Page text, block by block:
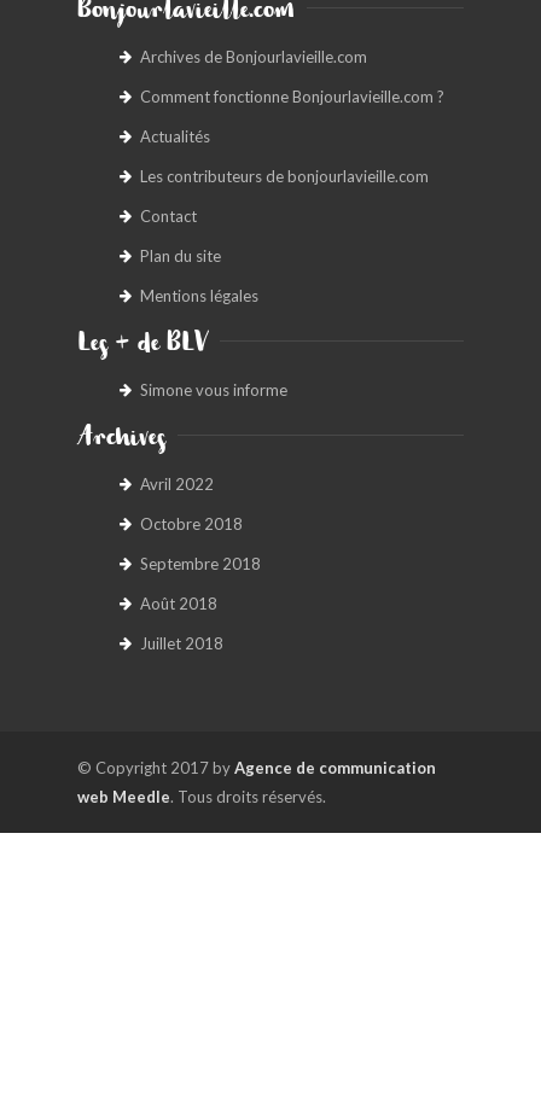
Bonjourlavieille.com
Archives de Bonjourlavieille.com
Comment fonctionne Bonjourlavieille.com ?
Actualités
Les contributeurs de bonjourlavieille.com
Contact
Plan du site
Mentions légales
Les + de BLV
Simone vous informe
Archives
Avril 2022
Octobre 2018
Septembre 2018
Août 2018
Juillet 2018
© Copyright 2017 byAgence de communication
web Meedle. Tous droits réservés.